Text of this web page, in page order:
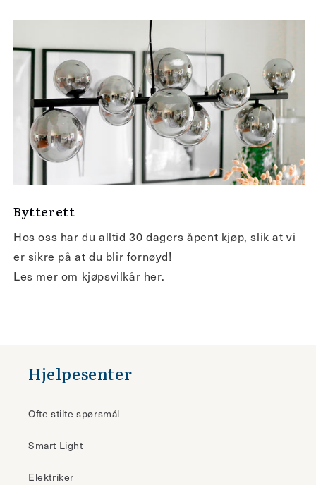
Bytterett
Hos oss har du alltid 30 dagers åpent kjøp, slik at vi
er sikre på at du blir fornøyd!
Les mer om kjøpsvilkår her.
Hjelpesenter
Ofte stilte spørsmål
Smart Light
Elektriker